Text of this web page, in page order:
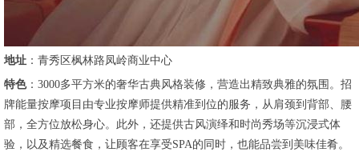
地址 ：青秀区枫林路凤岭商业中心
特色：3000多平方米的奢华古典风格装修，营造出精致典雅的氛围。招
牌能量按摩项目由专业按摩师提供精准到位的服务，从肩颈到背部、腰
部，全方位放松身心。此外，还提供古风演绎和时尚秀场等沉浸式体
验，以及精选餐食，让顾客在享受SPA的同时，也能品尝到美味佳肴。